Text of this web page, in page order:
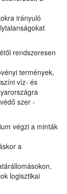
irányuló
rendszeresen
termények,
víz- és
szer -
végzi a minták
a
logisztikai